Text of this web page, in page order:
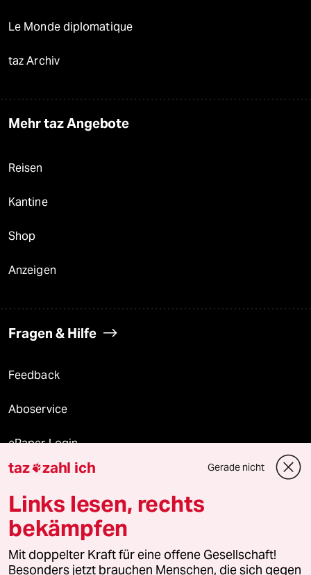
Le Monde diplomatique
taz Archiv
Mehr taz Angebote
Reisen
Kantine
Shop
Anzeigen
Fragen & Hilfe
Feedback
Aboservice
ePaper Login
Downloads für Abonnierende
© 2026 taz Verlags und Vertriebs GmbH
Alle Rechte vorbehalten. Bei rechtlichen Fragen oder für Genehmigungen
wenden Sie sich bitte an
lizenzen@taz.de
taz zahl ich Gerade nicht
Links lesen, rechts
bekämpfen
Mit doppelter Kraft für eine offene Gesellschaft!
Besonders jetzt brauchen Menschen, die sich gegen